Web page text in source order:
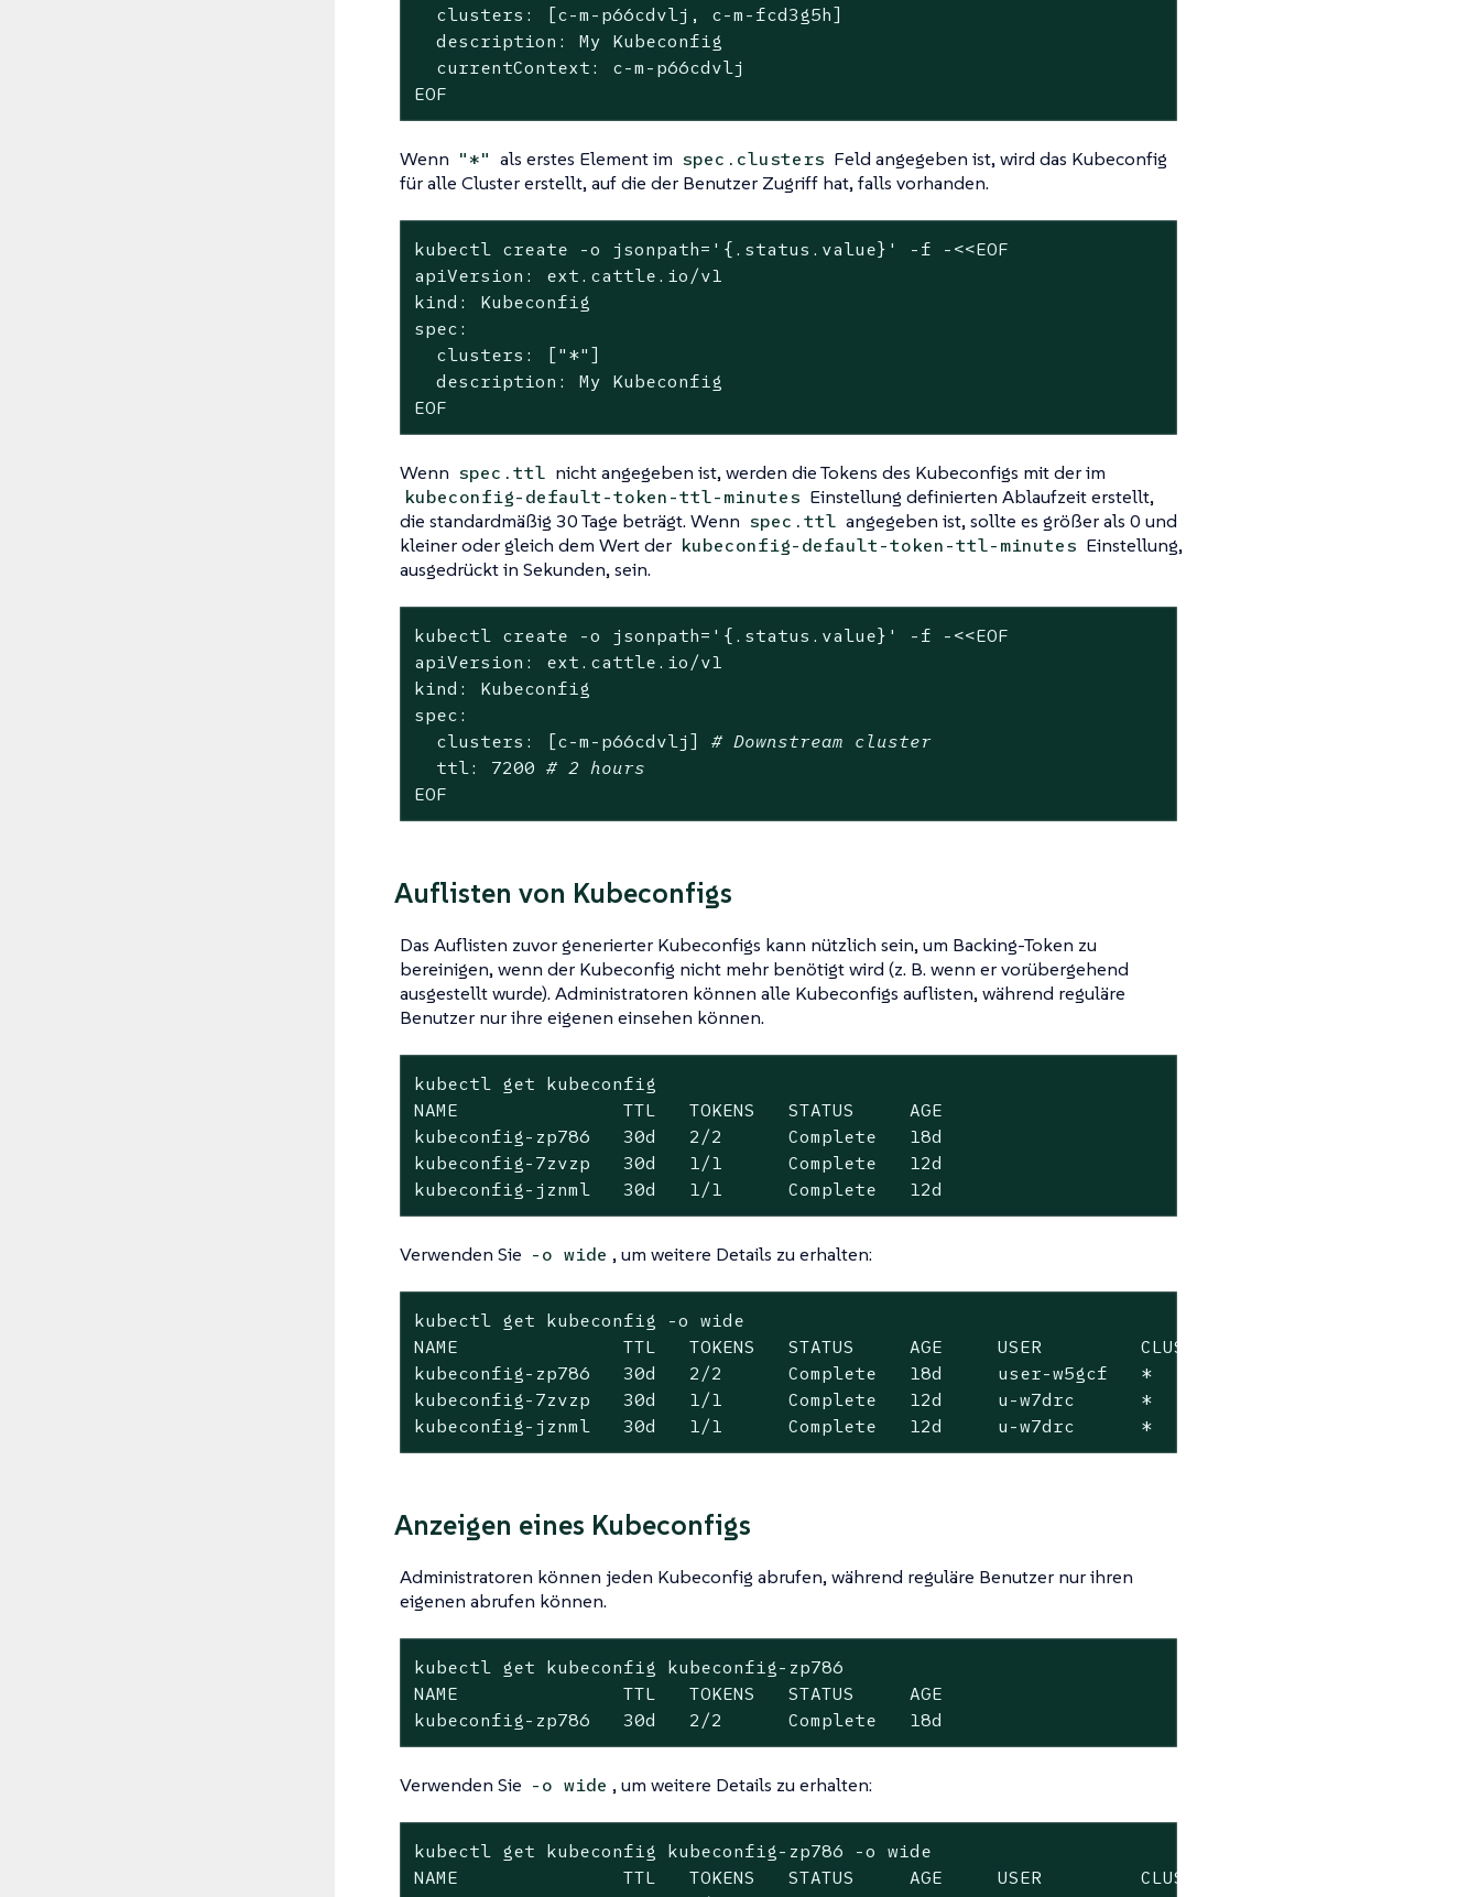
  clusters: [c-m-p66cdvlj, c-m-fcd3g5h]
  description: My Kubeconfig
  currentContext: c-m-p66cdvlj
EOF
Wenn "*" als erstes Element im spec.clusters Feld angegeben ist, wird das Kubeconfig
für alle Cluster erstellt, auf die der Benutzer Zugriff hat, falls vorhanden.
kubectl create -o jsonpath= '{.status.value}'
-f -<<EOF
apiVersion: ext.cattle.io/v1
kind: Kubeconfig
spec:
  clusters: [
"*" ]
  description: My Kubeconfig
EOF
Wenn spec.ttl nicht angegeben ist, werden die Tokens des Kubeconfigs mit der im
kubeconfig-default-token-ttl-minutes Einstellung definierten Ablaufzeit erstellt,
die standardmäßig 30 Tage beträgt. Wenn spec.ttl angegeben ist, sollte es größer als 0 und
kleiner oder gleich dem Wert der kubeconfig-default-token-ttl-minutes Einstellung,
ausgedrückt in Sekunden, sein.
kubectl create -o jsonpath= '{.status.value}'
-f -<<EOF
apiVersion: ext.cattle.io/v1
kind: Kubeconfig
spec:
  clusters: [c-m-p66cdvlj]
# Downstream cluster
  ttl: 7200
# 2 hours
EOF
Auflisten von Kubeconfigs
Das Auflisten zuvor generierter Kubeconfigs kann nützlich sein, um Backing-Token zu
bereinigen, wenn der Kubeconfig nicht mehr benötigt wird (z. B. wenn er vorübergehend
ausgestellt wurde). Administratoren können alle Kubeconfigs auflisten, während reguläre
Benutzer nur ihre eigenen einsehen können.
kubectl get kubeconfig
NAME               TTL   TOKENS   STATUS     AGE
kubeconfig-zp786   30d   2/2      Complete   18d
kubeconfig-7zvzp   30d   1/1      Complete   12d
kubeconfig-jznml   30d   1/1      Complete   12d
Verwenden Sie -o wide , um weitere Details zu erhalten:
kubectl get kubeconfig -o wide
NAME               TTL   TOKENS   STATUS     AGE     USER         CLUSTERS       DESCRIPTION
kubeconfig-zp786   30d   2/2      Complete   18d     user-w5gcf   *              all clusters
kubeconfig-7zvzp   30d   1/1      Complete   12d     u-w7drc      *
kubeconfig-jznml   30d   1/1      Complete   12d     u-w7drc      *
Anzeigen eines Kubeconfigs
Administratoren können jeden Kubeconfig abrufen, während reguläre Benutzer nur ihren
eigenen abrufen können.
kubectl get kubeconfig kubeconfig-zp786
NAME               TTL   TOKENS   STATUS     AGE
kubeconfig-zp786   30d   2/2      Complete   18d
Verwenden Sie -o wide , um weitere Details zu erhalten:
kubectl get kubeconfig kubeconfig-zp786 -o wide
NAME               TTL   TOKENS   STATUS     AGE     USER         CLUSTERS       DESCRIPTION